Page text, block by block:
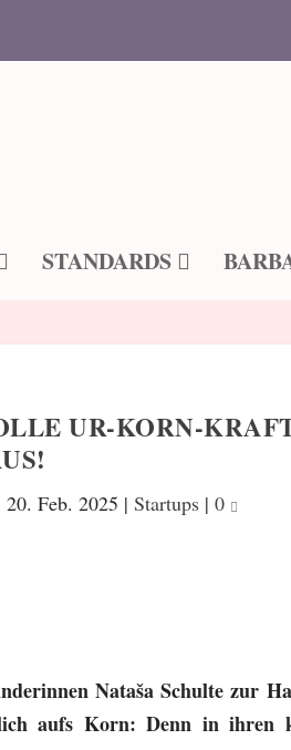
STANDARDS
UR-KORN-
20. Feb. 2025 | Startups| 0
Nataša Schulte zur
aufs Korn: Denn in ihren